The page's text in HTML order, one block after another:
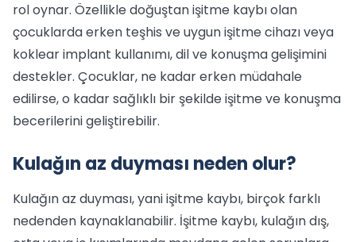
rol oynar. Özellikle doğuştan işitme kaybı olan
çocuklarda erken teşhis ve uygun işitme cihazı veya
koklear implant kullanımı, dil ve konuşma gelişimini
destekler. Çocuklar, ne kadar erken müdahale
edilirse, o kadar sağlıklı bir şekilde işitme ve konuşma
becerilerini geliştirebilir.
Kulağın az duyması neden olur?
Kulağın az duyması, yani işitme kaybı, birçok farklı
nedenden kaynaklanabilir. İşitme kaybı, kulağın dış,